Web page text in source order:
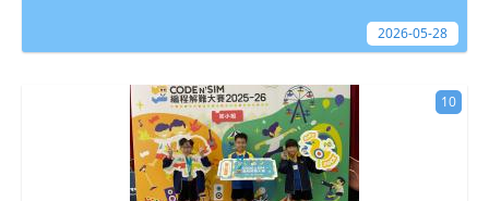
2026-05-28
10